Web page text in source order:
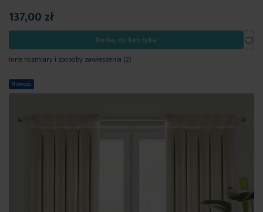
137,00 zł
Dodaj do koszyka
Inne rozmiary i sposoby zawieszenia (2)
Nowość